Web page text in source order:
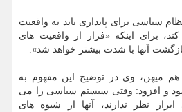
سیاسی برای پایداری باید به واقعیت
برای اینکه «فرار از واقعیت های
آنها با شدت بیشتر خواهد شد».
میهن، وی در توضیح این مفهوم به
و افزود: وقتی سیستم سیاسی را می
نظر ندارند، آنها از شیوه های